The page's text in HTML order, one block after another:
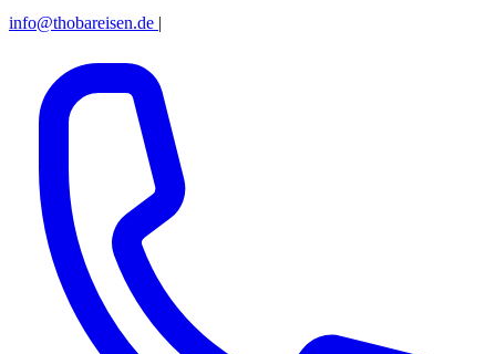
info@thobareisen.de |